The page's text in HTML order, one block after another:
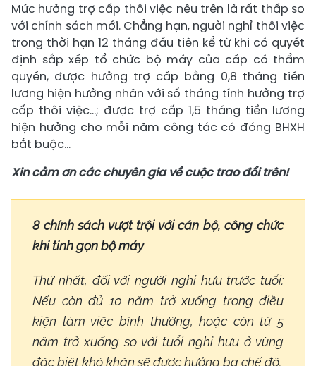
Mức hưởng trợ cấp thôi việc nêu trên là rất thấp so
với chính sách mới. Chẳng hạn, người nghỉ thôi việc
trong thời hạn 12 tháng đầu tiên kể từ khi có quyết
định sắp xếp tổ chức bộ máy của cấp có thẩm
quyền, được hưởng trợ cấp bằng 0,8 tháng tiền
lương hiện hưởng nhân với số tháng tính hưởng trợ
cấp thôi việc…; được trợ cấp 1,5 tháng tiền lương
hiện hưởng cho mỗi năm công tác có đóng BHXH
bắt buộc…
Xin cảm ơn các chuyên gia về cuộc trao đổi trên!
8 chính sách vượt trội với cán bộ, công chức
khi tinh gọn bộ máy
Thứ nhất, đối với người nghỉ hưu trước tuổi:
Nếu còn đủ 10 năm trở xuống trong điều
kiện làm việc bình thường, hoặc còn từ 5
năm trở xuống so với tuổi nghỉ hưu ở vùng
đặc biệt khó khăn sẽ được hưởng ba chế độ.